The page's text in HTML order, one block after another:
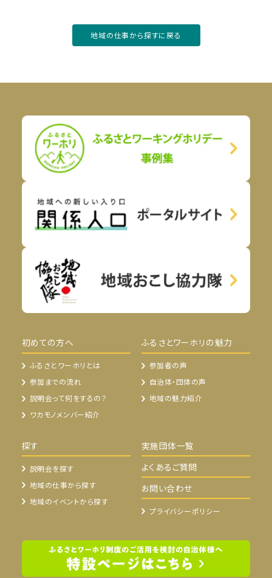
地域の仕事から探すに戻る
初めての方へ
ふるさとワーホリとは
参加までの流れ
説明会って何をするの？
ワカモノメンバー紹介
ふるさとワーホリの魅力
参加者の声
自治体・団体の声
地域の魅力紹介
探す
説明会を探す
地域の仕事から探す
地域のイベントから探す
実施団体一覧
よくあるご質問
お問い合わせ
プライバシーポリシー